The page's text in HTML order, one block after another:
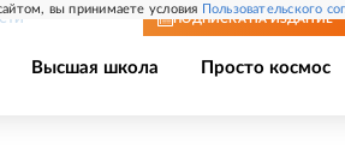
вы принимаете условия Пользовательского
ПОДПИСКА НА ИЗДАНИЕ
Высшая школа Просто космос